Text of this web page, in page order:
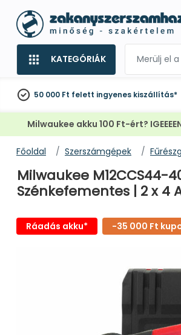
KATEGÓRIÁK
50 000 Ft felett ingyenes kiszállítás*
Milwaukee akku 100 Ft-ért?
Főoldal Szerszámgépek
Milwaukee M12CCS44-
Szénkefementes | 2 x 4
Ráadás akku* -35 000 Ft